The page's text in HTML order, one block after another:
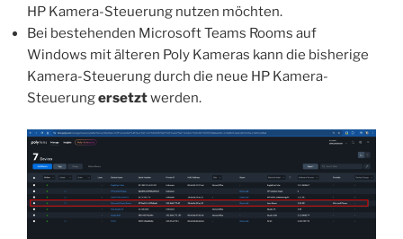
HP Kamera-Steuerung nutzen möchten.
Bei bestehenden Microsoft Teams Rooms auf
Windows mit älteren Poly Kameras kann die bisherige
Kamera-Steuerung durch die neue HP Kamera-
Steuerungersetztwerden.